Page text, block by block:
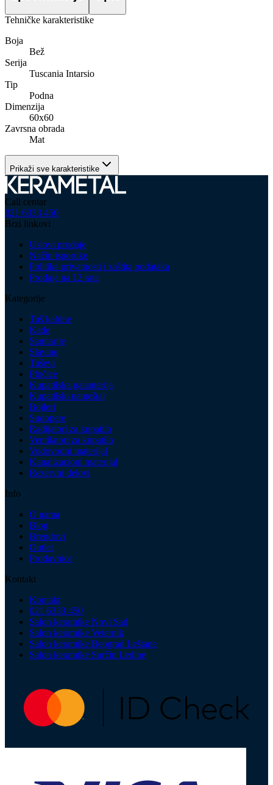
Tehničke karakteristike
Boja
Bež
Serija
Tuscania Intarsio
Tip
Podna
Dimenzija
60x60
Zavrsna obrada
Mat
Prikaži sve karakteristike
Call centar
021 6333 450
Brzi linkovi
Uslovi prodaje
Način isporuke
Politika privatnosti i zaštita podataka
Prodaja na 12 rata
Kategorije
Tuš kabine
Kade
Sanitarije
Slavine
Tuševi
Pločice
Kupatilska galanterija
Kupatilski nameštaj
Bojleri
Sudopere
Radijatori za kupatilo
Ventilatori za kupatilo
Vodovodni materijal
Kanalizacioni materijal
Rezervni delovi
Info
O nama
Blog
Brendovi
Outlet
Prodavnice
Kontakt
Kontakt
021 6333 450
Salon keramike Novi Sad
Salon keramike Veternik
Salon keramike Beograd Leštane
Salon keramike Surčin Ledine